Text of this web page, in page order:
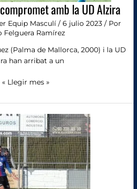
amb la UD Alzira
Equip Masculí / 6 julio 2023 / Por
Felguera Ramírez
(Palma de Mallorca, 2000) i la UD
han arribat a un
« Llegir mes »
Bono
complirà
un
any
més
d’alzirista